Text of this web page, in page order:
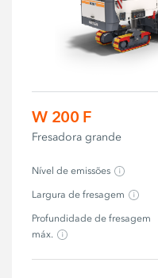
W 200 F
Fresadora grande
Nível de emissões
Largura de fresagem
Profundidade de fresagem
máx.